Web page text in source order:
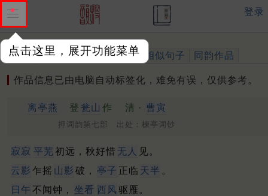
点击这里，展开功能菜单
登录
作品 标注四声 出处、引用 相似句子 同韵作品
作品信息已由电脑自动标签化，难免有误，仅供参考。
离亭燕 登 瓮山 作 清 · 曹寅
押词韵第七部 出处：楝亭词钞
寂寂 平芜 初远，秋好惜 无人 见。
云影 乍摇 山影 破， 亭子 正临 天半 。
日午 不闻钟， 坐看 西风 驱雁。